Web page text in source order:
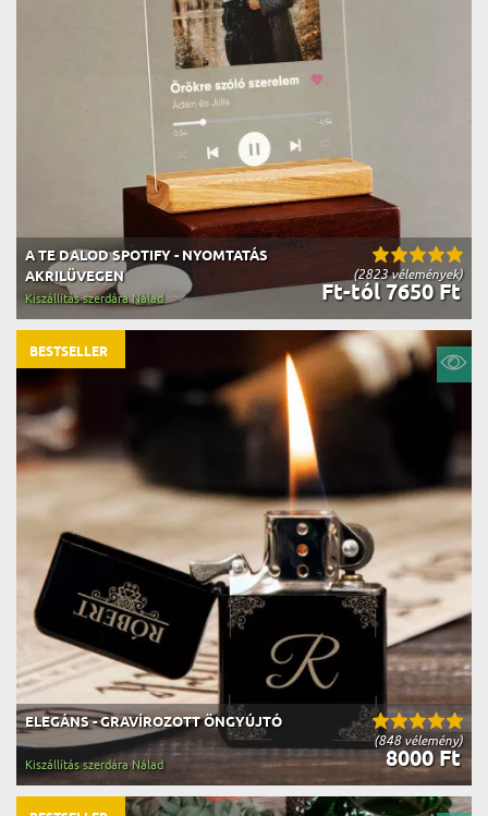
(2823 vélemények)
A TE DALOD SPOTIFY - NYOMTATÁS
AKRILÜVEGEN
Ft-tól 7650 Ft
Kiszállítás szerdára Nálad
(848 vélemény)
ELEGÁNS - GRAVÍROZOTT ÖNGYÚJTÓ
8000 Ft
Kiszállítás szerdára Nálad
BESTSELLER